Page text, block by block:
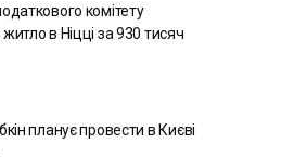
комітету
в Ніцці за 930 тисяч
планує провести в Києві